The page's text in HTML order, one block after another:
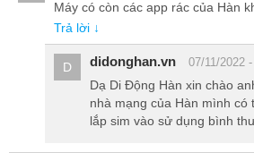
Chiếc Smartphone đến từ thị trường
cảm biến vân tay siêu âm trong màn
chính xác, kể cả khi ngón tay bạn bị ẩm,
bạn hay bị ra mồ hôi tay. Ngoài ra mở
có tốc độ mở khóa nhanh không kém.
Máy có còn các app rác của Hàn
Trả lời ↓
D didonghan.vn 07/11/2022
Dạ Di Động Hàn xin chào
nhà mạng của Hàn mình có
lắp sim vào sử dụng bình